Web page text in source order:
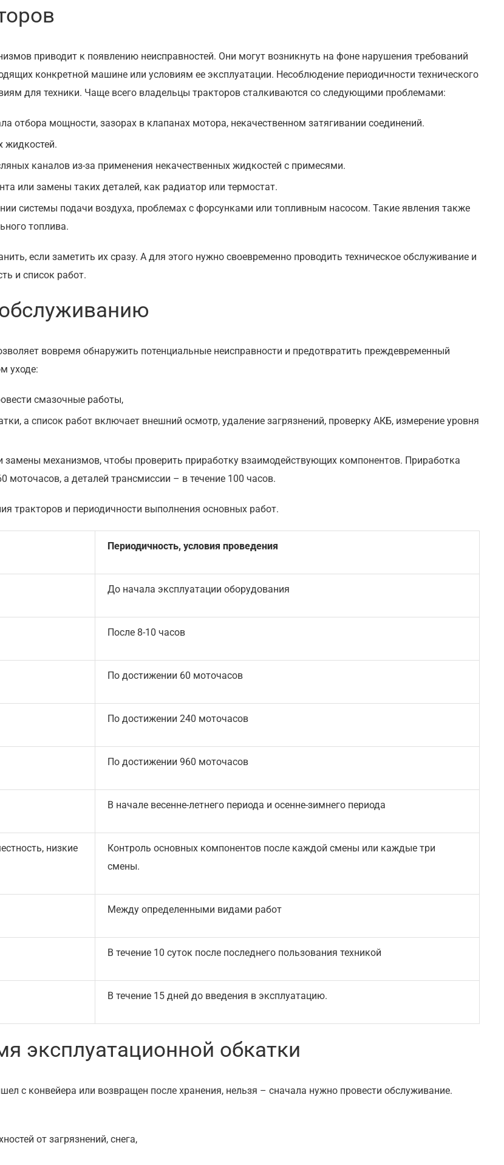
приводит к появлению неисправностей. Они могут возникнуть на фоне нарушения требований
конкретной машине или условиям ее эксплуатации. Несоблюдение периодичности технического
для техники. Чаще всего владельцы тракторов сталкиваются со следующими проблемами:
отбора мощности, зазорах в клапанах мотора, некачественном затягивании соединений.
жидкостей.
каналов из-за применения некачественных жидкостей с примесями.
или замены таких деталей, как радиатор или термостат.
системы подачи воздуха, проблемах с форсунками или топливным насосом. Такие явления также
топлива.
если заметить их сразу. А для этого нужно своевременно проводить техническое обслуживание и
и список работ.
вовремя обнаружить потенциальные неисправности и предотвратить преждевременный
уходе:
смазочные работы,
а список работ включает внешний осмотр, удаление загрязнений, проверку АКБ, измерение уровня
замены механизмов, чтобы проверить приработку взаимодействующих компонентов. Приработка
моточасов, а деталей трансмиссии – в течение 100 часов.
тракторов и периодичности выполнения основных работ.
Периодичность, условия проведения
До начала эксплуатации оборудования
После 8-10 часов
По достижении 60 моточасов
По достижении 240 моточасов
По достижении 960 моточасов
В начале весенне-летнего периода и осенне-зимнего периода
низкие
Контроль основных компонентов после каждой смены или каждые три
смены.
Между определенными видами работ
В течение 10 суток после последнего пользования техникой
В течение 15 дней до введения в эксплуатацию.
эксплуатационной обкатки
с конвейера или возвращен после хранения, нельзя – сначала нужно провести обслуживание.
от загрязнений, снега,